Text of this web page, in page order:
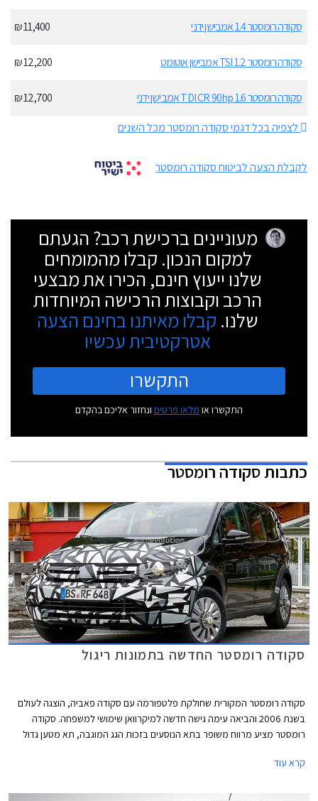
סקודה רומסטר 1.4 אמבישן ידני 11,400 ₪
סקודה רומסטר TSI 1.2 אמבישן אוטומט 12,200 ₪
סקודה רומסטר TDI CR 90hp 1.6 אמבישן ידני
12,700 ₪
לצפיה בכל דגמי סקודה רומסטר מכל השנים
לקבלת הצעה לביטוח סקודה רומסטר
מעוניינים ברכישת רכב? הגעתם
למקום הנכון. קבלו מהמומחים
שלנו ייעוץ חינם, הכירו את מבצעי
הרכב וקבוצות הרכישה המיוחדות
שלנו. קבלו מאיתנו בחינם הצעה
אטרקטיבית עכשיו
התקשרו
התקשרו או מלאו פרטים ונחזור אליכם בהקדם
כתבותסקודה רומסטר
סקודה רומסטר החדשה בתמונות ריגול
סקודה רומסטר המקורית שחולקת פלטפורמה עם סקודה פאביה, הוצגה לעולם
בשנת 2006 והביאה עימה גישה חדשה למיקרוואן שימושי למשפחה. סקודה
רומסטר מציע מרווח משופר בתא הנוסעים בזכות הגג המוגבה, תא מטען גדול
במעטפת בעלת עיצוב ייחודי.
קרא עוד